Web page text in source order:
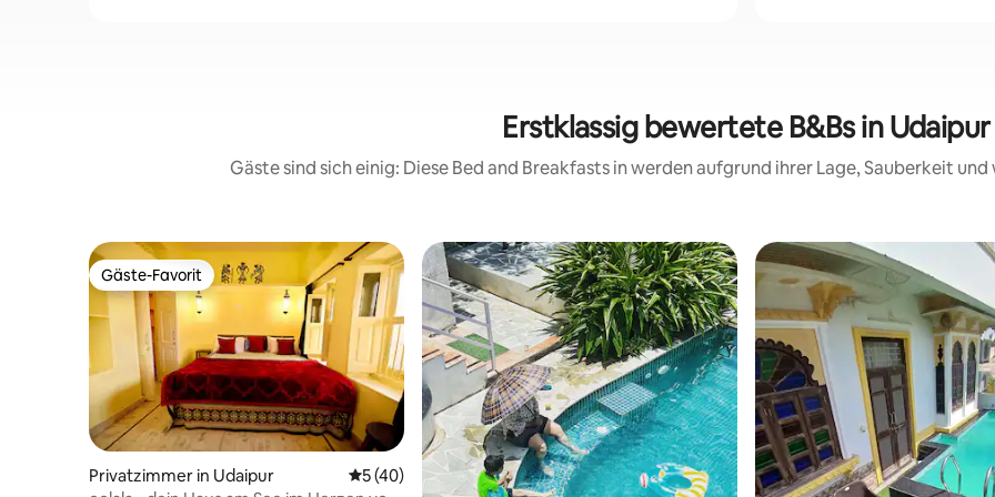
Erstklassig bewertete B&Bs in Udaipur
Gäste sind sich einig: Diese Bed and Breakfasts in werden aufgrund ihrer Lage, Sauberkeit
Gäste-Favorit
Gäste-Favorit
Privatzimmer in Udaipur Durchschnittliche Bewertung: 5 von 5, 40 Bewertungen
5 (40)